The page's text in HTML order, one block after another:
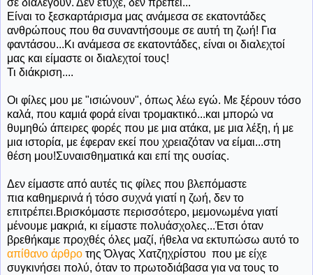
σε διαλέγουν. Δεν έτυχε, δεν πρέπει...
Είναι το ξεσκαρτάρισμα μας ανάμεσα σε εκατοντάδες
ανθρώπους που θα συναντήσουμε σε αυτή τη ζωή! Για
φαντάσου...Κι ανάμεσα σε εκατοντάδες, είναι οι διαλεχτοί
μας και είμαστε οι διαλεχτοί τους!
Τι διάκριση....
Οι φίλες μου με "ισιώνουν", όπως λέω εγώ. Με ξέρουν τόσο
καλά, που καμιά φορά είναι τρομακτικό...και μπορώ να
θυμηθώ άπειρες φορές που με μια ατάκα, με μια λέξη, ή με
μια ιστορία, με έφεραν εκεί που χρειαζόταν να είμαι...στη
θέση μου!Συναισθηματικά και επί της ουσίας.
Δεν είμαστε από αυτές τις φίλες που βλεπόμαστε
πια καθημερινά ή τόσο συχνά γιατί η ζωή, δεν το
επιτρέπει.Βρισκόμαστε περισσότερο, μεμονωμένα γιατί
μένουμε μακριά, κι είμαστε πολυάσχολες...Έτσι όταν
βρεθήκαμε προχθές όλες μαζί, ήθελα να εκτυπώσω αυτό το
απίθανο άρθρο της Όλγας Χατζηχρίστου που με είχε
συγκινήσει πολύ, όταν το πρωτοδιάβασα για να τους το